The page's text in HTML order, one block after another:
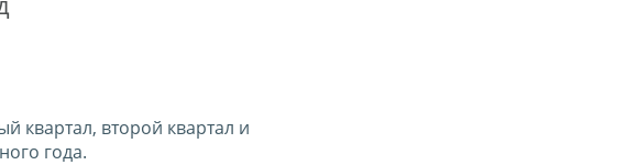
квартал, второй квартал и
года.